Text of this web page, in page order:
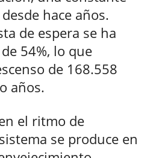
hace años.
de espera se ha
54%, lo que
de 168.558
años.
el ritmo de
se produce en